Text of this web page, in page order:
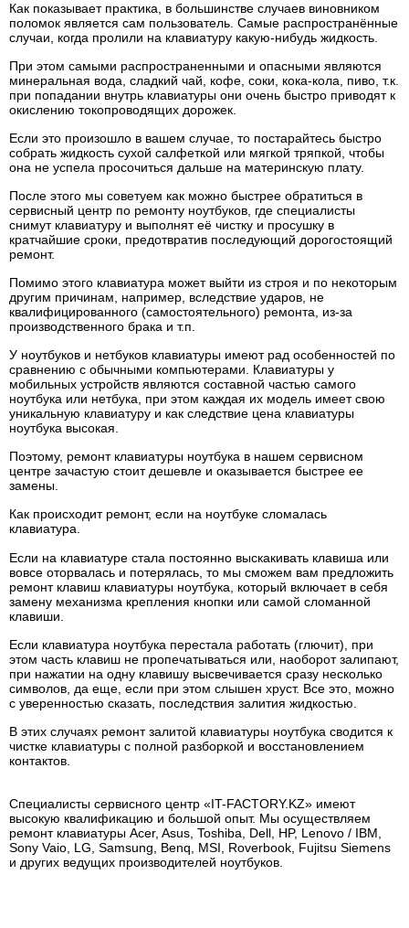
Как показывает практика, в большинстве случаев виновником
поломок является сам пользователь. Самые распространённые
случаи, когда пролили на клавиатуру какую-нибудь жидкость.
При этом самыми распространенными и опасными являются
минеральная вода, сладкий чай, кофе, соки, кока-кола, пиво, т.к.
при попадании внутрь клавиатуры они очень быстро приводят к
окислению токопроводящих дорожек.
Если это произошло в вашем случае, то постарайтесь быстро
собрать жидкость сухой салфеткой или мягкой тряпкой, чтобы
она не успела просочиться дальше на материнскую плату.
После этого мы советуем как можно быстрее обратиться в
сервисный центр по ремонту ноутбуков, где специалисты
снимут клавиатуру и выполнят её чистку и просушку в
кратчайшие сроки, предотвратив последующий дорогостоящий
ремонт.
Помимо этого клавиатура может выйти из строя и по некоторым
другим причинам, например, вследствие ударов, не
квалифицированного (самостоятельного) ремонта, из-за
производственного брака и т.п.
У ноутбуков и нетбуков клавиатуры имеют рад особенностей по
сравнению с обычными компьютерами. Клавиатуры у
мобильных устройств являются составной частью самого
ноутбука или нетбука, при этом каждая их модель имеет свою
уникальную клавиатуру и как следствие цена клавиатуры
ноутбука высокая.
Поэтому, ремонт клавиатуры ноутбука в нашем сервисном
центре зачастую стоит дешевле и оказывается быстрее ее
замены.
Как происходит ремонт, если на ноутбуке сломалась
клавиатура.
Если на клавиатуре стала постоянно выскакивать клавиша или
вовсе оторвалась и потерялась, то мы сможем вам предложить
ремонт клавиш клавиатуры ноутбука, который включает в себя
замену механизма крепления кнопки или самой сломанной
клавиши.
Если клавиатура ноутбука перестала работать (глючит), при
этом часть клавиш не пропечатываться или, наоборот залипают,
при нажатии на одну клавишу высвечивается сразу несколько
символов, да еще, если при этом слышен хруст. Все это, можно
с уверенностью сказать, последствия залития жидкостью.
В этих случаях ремонт залитой клавиатуры ноутбука сводится к
чистке клавиатуры с полной разборкой и восстановлением
контактов.
Специалисты сервисного центр «IT-FACTORY.KZ» имеют
высокую квалификацию и большой опыт. Мы осуществляем
ремонт клавиатуры Acer, Asus, Toshiba, Dell, HP, Lenovo / IBM,
Sony Vaio, LG, Samsung, Benq, MSI, Roverbook, Fujitsu Siemens
и других ведущих производителей ноутбуков.